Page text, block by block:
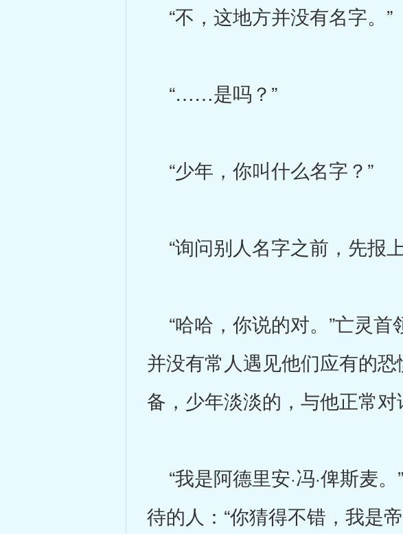
“不，这地方并没有名字。”
“……是吗？”
“少年，你叫什么名字？”
“询问别人名字之前，先报
“哈哈，你说的对。”亡灵
并没有常人遇见他们应有的
备，少年淡淡的，与他正常对
“我是阿德里安·冯·俾斯麦
待的人：“你猜得不错，我是